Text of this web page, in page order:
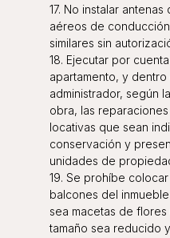
17. No instalar
aéreos de
similares sin
18. Ejecutar por
apartamento, y
administrador, según
obra, las
locativas que sean
conservación y
unidades de
19. Se prohíbe
balcones del
sea macetas de
tamaño sea reducido